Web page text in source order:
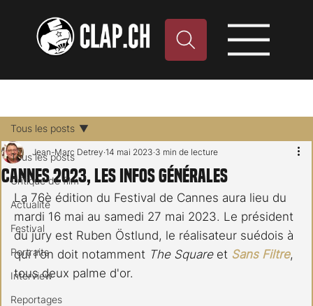
Tous les posts
Critique de film
Actualité
Festival
Portraits
Interview
Reportages
Tous les posts
Cannes 2023, les infos générales
Jean-Marc Detrey 14 mai 2023 3 min de lecture
La 76è édition du Festival de Cannes aura lieu du
mardi 16 mai au samedi 27 mai 2023. Le président
du jury est Ruben Östlund, le réalisateur suédois à
qui l'on doit notamment The Square et Sans Filtre,
tous deux palme d'or.